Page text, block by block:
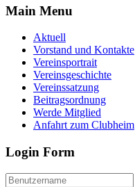
Main Menu
Aktuell
Vorstand und Kontakte
Vereinsportrait
Vereinsgeschichte
Vereinssatzung
Beitragsordnung
Werde Mitglied
Anfahrt zum Clubheim
Login Form